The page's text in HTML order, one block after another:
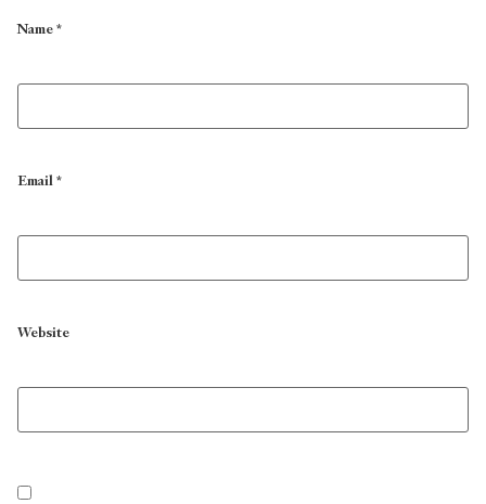
Name*
Email*
Website